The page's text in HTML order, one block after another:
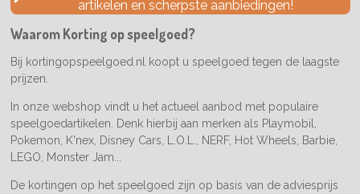
o
k
g
a
m
k
artikelen en scherpste aanbiedingen!
Waarom Korting op speelgoed?
Bij kortingopspeelgoed.nl koopt u speelgoed tegen de laagste
prijzen.
In onze webshop vindt u het actueel aanbod met populaire
speelgoedartikelen. Denk hierbij aan merken als Playmobil,
Pokemon, K'nex, Disney Cars, L.O.L., NERF, Hot Wheels, Barbie,
LEGO, Monster Jam...
De kortingen op het speelgoed zijn op basis van de adviesprijs